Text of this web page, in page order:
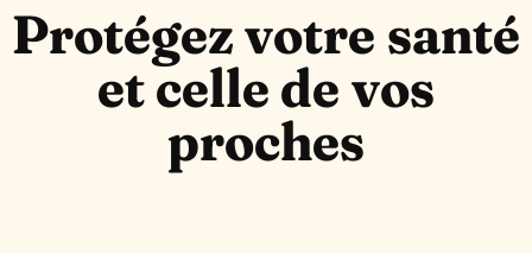
Protégez votre santé
et celle de vos
proches